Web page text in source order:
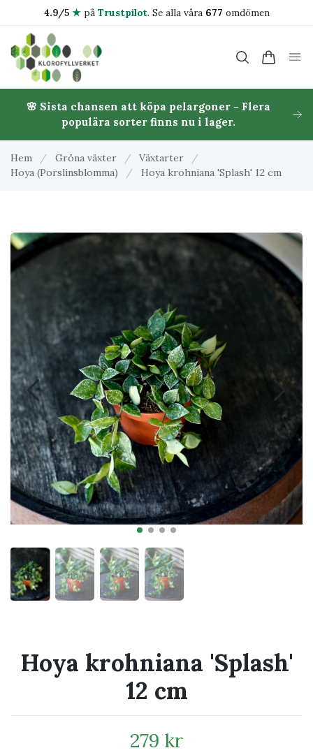
4.9/5 ★på Trustpilot. Se alla våra 677 omdömen
🌸 Sista chansen att köpa pelargoner - Flera
populära sorter finns nu i lager.
Hem / Gröna växter / Växtarter
/
Hoya (Porslinsblomma)
/ Hoya krohniana 'Splash' 12 cm
Hoya krohniana 'Splash'
12 cm
279 kr